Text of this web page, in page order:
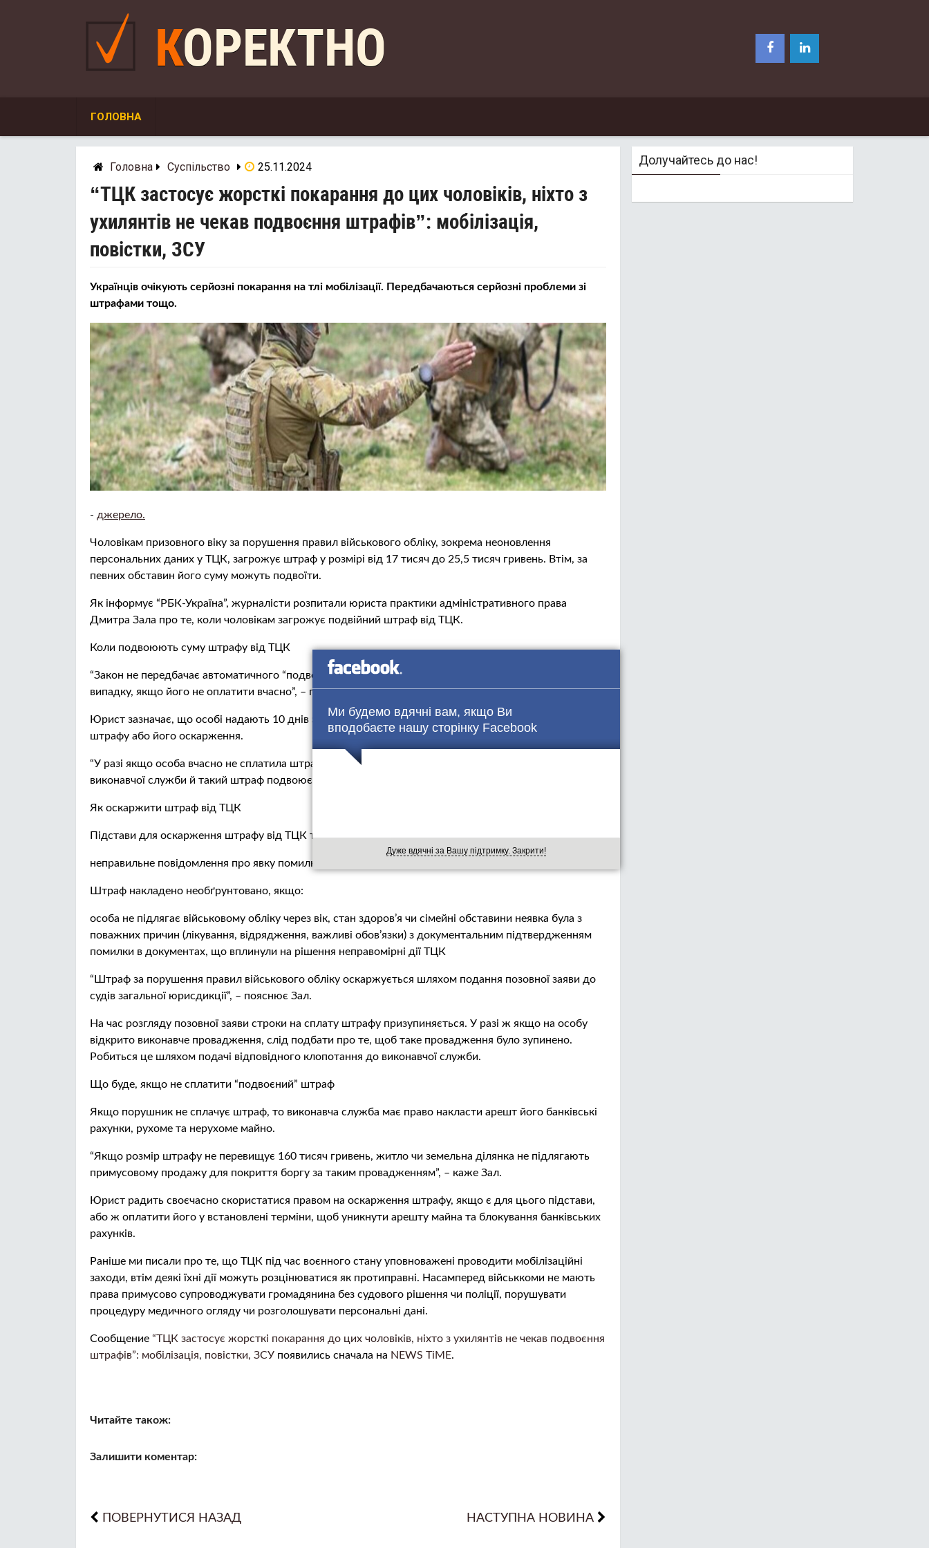
Ми будемо вдячні вам, якщо Ви
вподобаєте нашу сторінку Facebook
Дуже вдячні за Вашу підтримку. Закрити!
КОРЕКТНО
ГОЛОВНА
Головна Суспільство 25.11.2024
“ТЦК застосує жорсткі покарання до цих чоловіків, ніхто з
ухилянтів не чекав подвоєння штрафів”: мобілізація,
повістки, ЗСУ
Українців очікують серйозні покарання на тлі мобілізації. Передбачаються серйозні проблеми зі
штрафами тощо.
- джерело.
Чоловікам призовного віку за порушення правил військового обліку, зокрема неоновлення
персональних даних у ТЦК, загрожує штраф у розмірі від 17 тисяч до 25,5 тисяч гривень. Втім, за
певних обставин його суму можуть подвоїти.
Як інформує “РБК-Україна”, журналісти розпитали юриста практики адміністративного права
Дмитра Зала про те, коли чоловікам загрожує подвійний штраф від ТЦК.
Коли подвоюють суму штрафу від ТЦК
“Закон не передбачає автоматичного “подвоєння” штрафу. Його сума збільшується вдвічі тільки у
випадку, якщо його не оплатити вчасно”, – пояснює Зал.
Юрист зазначає, що особі надають 10 днів з моменту отримання постанови на сплату такого
штрафу або його оскарження.
“У разі якщо особа вчасно не сплатила штраф та не оскаржила його – постанова передається до
виконавчої служби й такий штраф подвоюється”, – говорить експерт.
Як оскаржити штраф від ТЦК
Підстави для оскарження штрафу від ТЦК та СП:
неправильне повідомлення про явку помилки в оформленні штрафу порушення повноважень комісії
Штраф накладено необґрунтовано, якщо:
особа не підлягає військовому обліку через вік, стан здоров’я чи сімейні обставини неявка була з
поважних причин (лікування, відрядження, важливі обов’язки) з документальним підтвердженням
помилки в документах, що вплинули на рішення неправомірні дії ТЦК
“Штраф за порушення правил військового обліку оскаржується шляхом подання позовної заяви до
судів загальної юрисдикції”, – пояснює Зал.
На час розгляду позовної заяви строки на сплату штрафу призупиняється. У разі ж якщо на особу
відкрито виконавче провадження, слід подбати про те, щоб таке провадження було зупинено.
Робиться це шляхом подачі відповідного клопотання до виконавчої служби.
Що буде, якщо не сплатити “подвоєний” штраф
Якщо порушник не сплачує штраф, то виконавча служба має право накласти арешт його банківські
рахунки, рухоме та нерухоме майно.
“Якщо розмір штрафу не перевищує 160 тисяч гривень, житло чи земельна ділянка не підлягають
примусовому продажу для покриття боргу за таким провадженням”, – каже Зал.
Юрист радить своєчасно скористатися правом на оскарження штрафу, якщо є для цього підстави,
або ж оплатити його у встановлені терміни, щоб уникнути арешту майна та блокування банківських
рахунків.
Раніше ми писали про те, що ТЦК під час воєнного стану уповноважені проводити мобілізаційні
заходи, втім деякі їхні дії можуть розцінюватися як протиправні. Насамперед військкоми не мають
права примусово супроводжувати громадянина без судового рішення чи поліції, порушувати
процедуру медичного огляду чи розголошувати персональні дані.
Сообщение “ТЦК застосує жорсткі покарання до цих чоловіків, ніхто з ухилянтів не чекав подвоєння
штрафів”: мобілізація, повістки, ЗСУ появились сначала на NEWS TiME.
Читайте також:
Залишити коментар:
ПОВЕРНУТИСЯ НАЗАД НАСТУПНА НОВИНА
Долучайтесь до нас!